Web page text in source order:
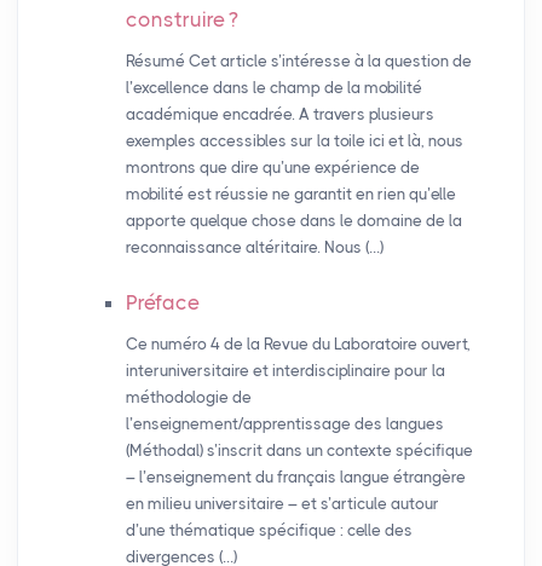
construire?
Résumé Cet article s’intéresse à la question de
l’excellence dans le champ de la mobilité
académique encadrée. A travers plusieurs
exemples accessibles sur la toile ici et là, nous
montrons que dire qu’une expérience de
mobilité est réussie ne garantit en rien qu’elle
apporte quelque chose dans le domaine de la
reconnaissance altéritaire. Nous (…)
Préface
Ce numéro 4 de la Revue du Laboratoire ouvert,
interuniversitaire et interdisciplinaire pour la
méthodologie de
l’enseignement/apprentissage des langues
(Méthodal) s’inscrit dans un contexte spécifique
– l’enseignement du français langue étrangère
en milieu universitaire – et s’articule autour
d’une thématique spécifique : celle des
divergences (…)